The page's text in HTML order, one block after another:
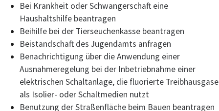
Bei Krankheit oder Schwangerschaft eine
Haushaltshilfe beantragen
Beihilfe bei der Tierseuchenkasse beantragen
Beistandschaft des Jugendamts anfragen
Benachrichtigung über die Anwendung einer
Ausnahmeregelung bei der Inbetriebnahme einer
elektrischen Schaltanlage, die fluorierte Treibhausgase
als Isolier- oder Schaltmedien nutzt
Benutzung der Straßenfläche beim Bauen beantragen